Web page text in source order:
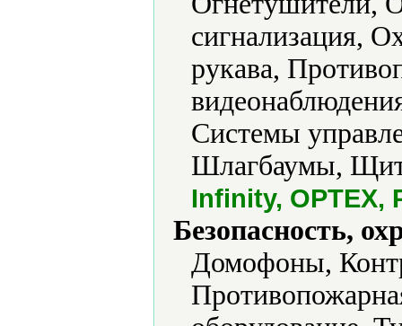
сигнализация,
рукава,
Системы
Шлагбаумы,
Infinity, OPTEX,
Безопасность,
Домофоны,